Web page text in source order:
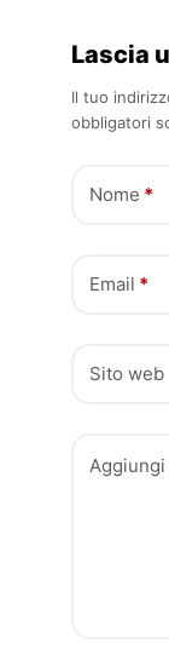
Lascia
Il tuo
obbligatori
Nome *
Email *
Sito web